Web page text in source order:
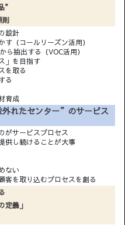
”
則
設計
（コールリーズン活用）
抽出する（VOC活用）
」を目指す
を取る
る
育成
れたセンター”のサービス
がサービスプロセス
供し続けることが大事
ない
を取り込むプロセスを創る
定義」